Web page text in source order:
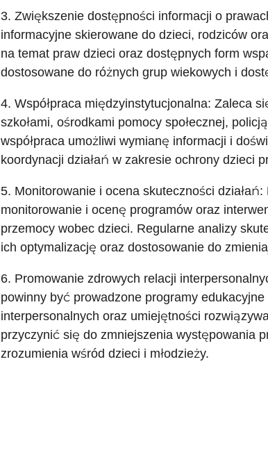
3. Zwiększenie dostępności informacji o
informacyjne skierowane do dzieci, rodziców
na temat praw dzieci oraz dostępnych form
dostosowane do różnych grup wiekowych i
4. Współpraca międzyinstytucjonalna: Zaleca
szkołami, ośrodkami pomocy społecznej,
współpraca umożliwi wymianę informacji i
koordynacji działań w zakresie ochrony dzieci
5. Monitorowanie i ocena skuteczności
monitorowanie i ocenę programów oraz
przemocy wobec dzieci. Regularne analizy
ich optymalizację oraz dostosowanie do
6. Promowanie zdrowych relacji
powinny być prowadzone programy
interpersonalnych oraz umiejętności
przyczynić się do zmniejszenia występowania
zrozumienia wśród dzieci i młodzieży.